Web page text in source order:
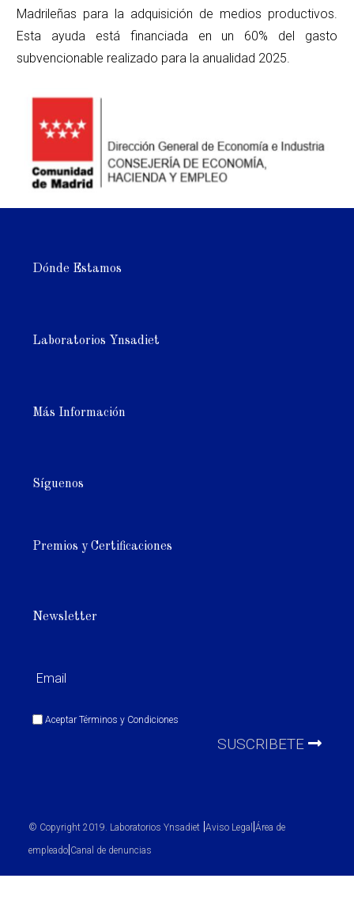
Madrileñas para la adquisición de medios productivos.
Esta ayuda está financiada en un 60% del gasto
subvencionable realizado para la anualidad 2025.
Dónde Estamos
Laboratorios Ynsadiet
Más Información
Síguenos
Premios y Certificaciones
Newsletter
AceptarTérminos y Condiciones
SUSCRIBETE
© Copyright 2019. Laboratorios Ynsadiet Aviso Legal Área de
empleado Canal de denuncias